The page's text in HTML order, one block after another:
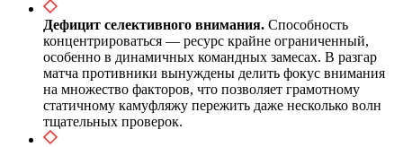
Дефицит селективного внимания. Способность
концентрироваться — ресурс крайне ограниченный,
особенно в динамичных командных замесах. В разгар
матча противники вынуждены делить фокус внимания
на множество факторов, что позволяет грамотному
статичному камуфляжу пережить даже несколько волн
тщательных проверок.